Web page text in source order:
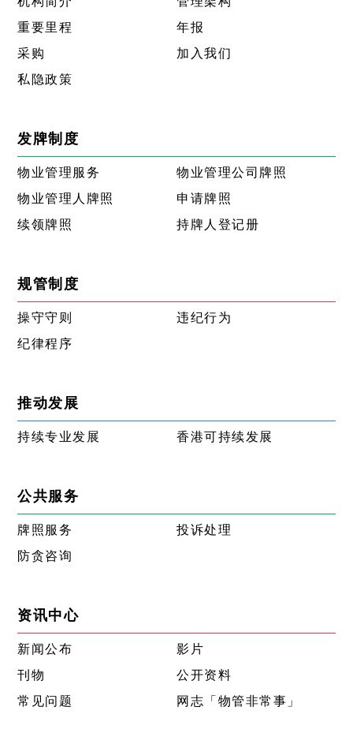
重要里程
年报
采购
加入我们
私隐政策
发牌制度
物业管理服务
物业管理公司牌照
物业管理人牌照
申请牌照
续领牌照
持牌人登记册
规管制度
操守守则
违纪行为
纪律程序
推动发展
持续专业发展 香港可持续发展
公共服务
牌照服务
投诉处理
防贪咨询
资讯中心
新闻公布
影片
刊物
公开资料
常见问题
网志「物管非常事」